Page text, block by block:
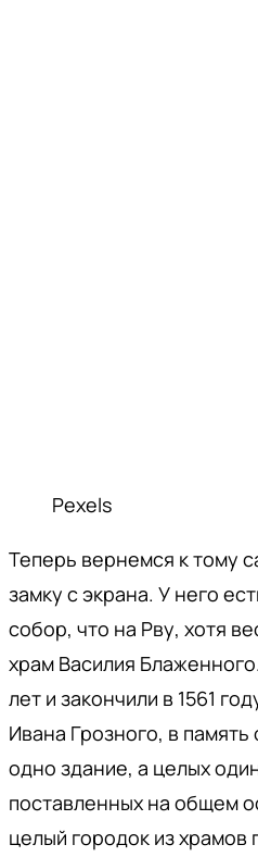
Pexels
Теперь вернемся к тому
замку с экрана. У него
собор, что на Рву, хотя
храм Василия
лет и закончили в 1561
Ивана Грозного, в
одно здание, а целых
поставленных на общем
целый городок из